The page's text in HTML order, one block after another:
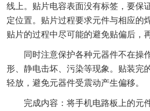
线上。贴片电容表面没有标签，要保
定位置。贴片过程要求元件与相应的
贴片的过程中尽可能的避免贴偏后，
同时注意保护各种元器件不在操
形、静电击坏、污染等现象。贴装完
轻放，避免元器件受震动产生偏移。
完成内容：将手机电路板上的元